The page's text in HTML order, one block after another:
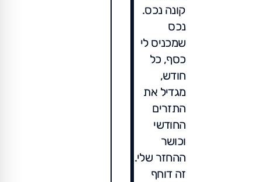
קונה נכס.
נכס
שמכניס לי
כסף, כל
חודש,
מגדיל את
התזרים
החודשי
וכושר
ההחזר שלי.
זה דוחף